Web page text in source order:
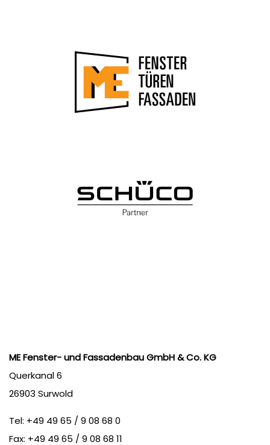
ME Fenster- und Fassadenbau GmbH & Co. KG
Querkanal 6
26903 Surwold
Tel: +49 49 65 / 9 08 68 0
Fax: +49 49 65 / 9 08 68 11